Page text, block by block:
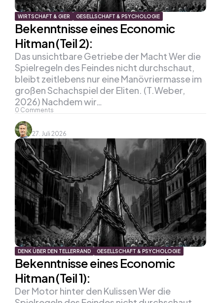
WIRTSCHAFT & GIER GESELLSCHAFT & PSYCHOLOGIE
Bekenntnisse eines Economic
Hitman (Teil 2):
0 Comments
Das unsichtbare Getriebe der Macht Wer die
Spielregeln des Feindes nicht durchschaut,
bleibt zeitlebens nur eine Manövriermasse im
großen Schachspiel der Eliten. (T.Weber,
2026) Nachdem wir…
27. Juli 2026
DENK ÜBER DEN TELLERRAND GESELLSCHAFT & PSYCHOLOGIE
Bekenntnisse eines Economic
Hitman (Teil 1):
Der Motor hinter den Kulissen Wer die